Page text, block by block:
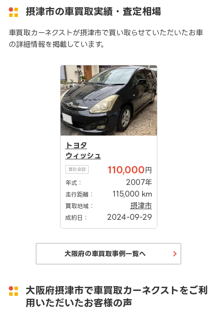
摂津市の車買取実績・査定相場
車買取カーネクストが摂津市で買い取らせていただいたお車
の詳細情報を掲載しています。
トヨタ
ウィッシュ
買取金額 110,000 円
年式： 2007年
走行距離： 115,000 km
買取地域： 摂津市
成約日： 2024-09-29
大阪府の車買取事例一覧へ
大阪府摂津市で車買取カーネクストをご利
用いただいたお客様の声